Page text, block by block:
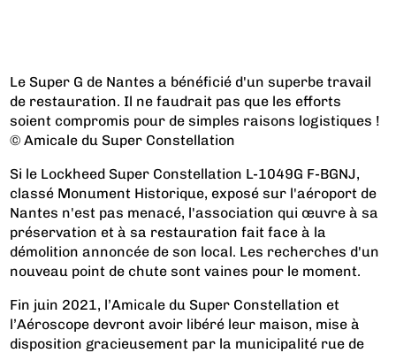
Le Super G de Nantes a bénéficié d'un superbe travail
de restauration. Il ne faudrait pas que les efforts
soient compromis pour de simples raisons logistiques !
© Amicale du Super Constellation
Si le Lockheed Super Constellation L-1049G F-BGNJ,
classé Monument Historique, exposé sur l'aéroport de
Nantes n'est pas menacé, l'association qui œuvre à sa
préservation et à sa restauration fait face à la
démolition annoncée de son local. Les recherches d'un
nouveau point de chute sont vaines pour le moment.
Fin juin 2021, l’Amicale du Super Constellation et
l’Aéroscope devront avoir libéré leur maison, mise à
disposition gracieusement par la municipalité rue de